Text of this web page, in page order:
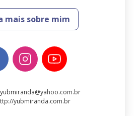
mais sobre mim
yubmiranda@yahoo.com.br
yubmiranda.com.br